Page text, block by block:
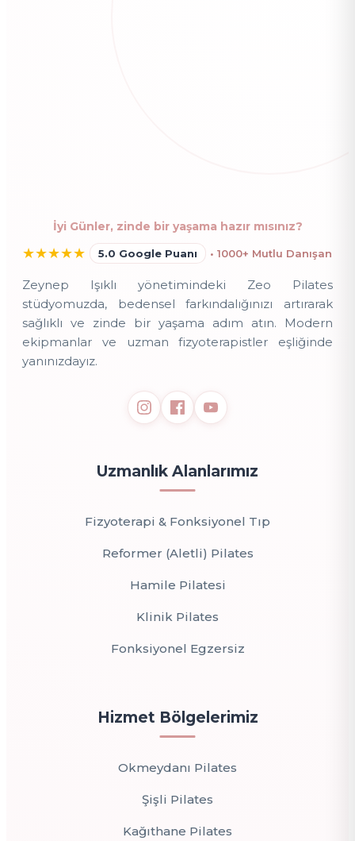
İyi Günler, zinde bir yaşama hazır mısınız?
★★★★★ 5.0 Google Puanı • 1000+ Mutlu Danışan
Zeynep Işıklı yönetimindeki Zeo Pilates
stüdyomuzda, bedensel farkındalığınızı artırarak
sağlıklı ve zinde bir yaşama adım atın. Modern
ekipmanlar ve uzman fizyoterapistler eşliğinde
yanınızdayız.
Uzmanlık Alanlarımız
Fizyoterapi & Fonksiyonel Tıp
Reformer (Aletli) Pilates
Hamile Pilatesi
Klinik Pilates
Fonksiyonel Egzersiz
Hizmet Bölgelerimiz
Okmeydanı Pilates
Şişli Pilates
Kağıthane Pilates